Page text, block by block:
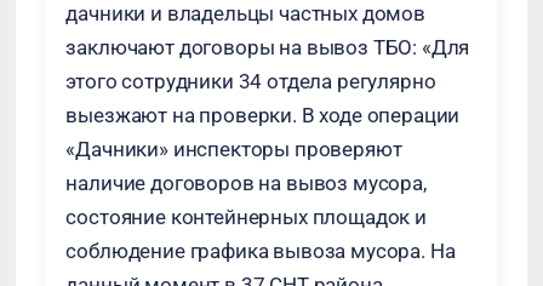
дачники и владельцы частных домов
заключают договоры на вывоз ТБО: «Для
этого сотрудники 34 отдела регулярно
выезжают на проверки. В ходе операции
«Дачники» инспекторы проверяют
наличие договоров на вывоз мусора,
состояние контейнерных площадок и
соблюдение графика вывоза мусора. На